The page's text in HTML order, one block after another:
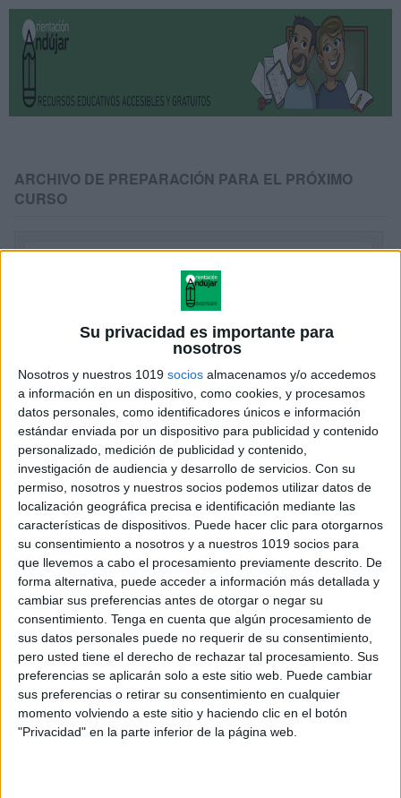
Su privacidad es importante para
nosotros
Nosotros y nuestros 1019 socios almacenamos y/o accedemos
a información en un dispositivo, como cookies, y procesamos
datos personales, como identificadores únicos e información
estándar enviada por un dispositivo para publicidad y contenido
personalizado, medición de publicidad y contenido,
investigación de audiencia y desarrollo de servicios. Con su
permiso, nosotros y nuestros socios podemos utilizar datos de
localización geográfica precisa e identificación mediante las
características de dispositivos. Puede hacer clic para otorgarnos
su consentimiento a nosotros y a nuestros 1019 socios para
que llevemos a cabo el procesamiento previamente descrito. De
forma alternativa, puede acceder a información más detallada y
cambiar sus preferencias antes de otorgar o negar su
consentimiento. Tenga en cuenta que algún procesamiento de
sus datos personales puede no requerir de su consentimiento,
pero usted tiene el derecho de rechazar tal procesamiento. Sus
preferencias se aplicarán solo a este sitio web. Puede cambiar
sus preferencias o retirar su consentimiento en cualquier
momento volviendo a este sitio y haciendo clic en el botón
"Privacidad" en la parte inferior de la página web.
ARCHIVO DE PREPARACIÓN PARA EL PRÓXIMO
CURSO
Cuaderno de 2º Primaria repaso especial
verano 2023
Publicado el 13 junio, 2023
Los cuadernos de verano son una herramienta valiosa
para que los niños de segundo de primaria repasen
los contenidos vistos durante el curso. Aquí hay
algunas razones por las que […]
SEGUIR LEYENDO